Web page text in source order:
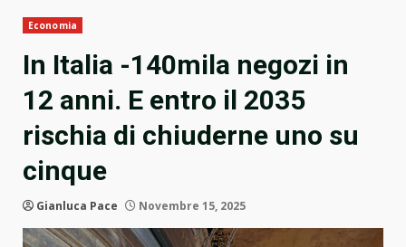
Economia
In Italia -140mila negozi in
12 anni. E entro il 2035
rischia di chiuderne uno su
cinque
Gianluca Pace Novembre 15, 2025